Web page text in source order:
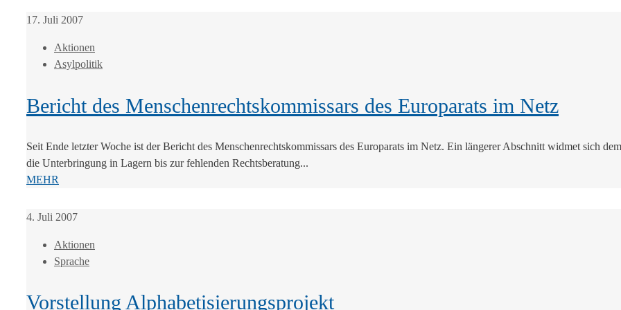
17. Juli 2007
Aktionen
Asylpolitik
Bericht des Menschenrechtskommissars des Europarats im Netz
Seit Ende letzter Woche ist der Bericht des Menschenrechtskommissars des Europarats im Netz. Ein längerer Abschnitt widmet sich
die Unterbringung in Lagern bis zur fehlenden Rechtsberatung...
MEHR
4. Juli 2007
Aktionen
Sprache
Vorstellung Alphabetisierungsprojekt